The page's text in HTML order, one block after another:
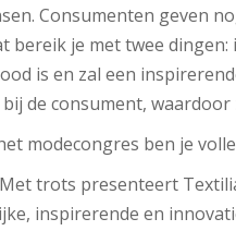
Consumenten geven
bereik je met twee
is en zal een
de consument,
modecongres ben je
presenteert Textilia
inspirerende en